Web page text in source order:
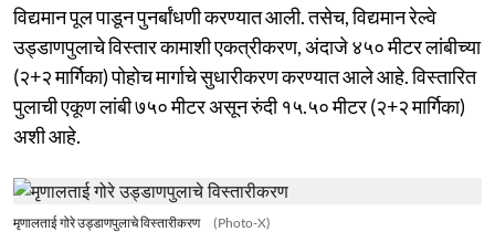
वि‌द्यमान पूल पाडून पुनर्बांधणी करण्‍यात आली. तसेच, विद्यमान रेल्वे
उड्डाणपुलाचे विस्तार कामाशी एकत्रीकरण, अंदाजे ४५० मीटर लांबीच्या
(२+२ मार्गिका) पोहोच मार्गाचे सुधारीकरण करण्‍यात आले आहे. विस्‍तारित
पुलाची एकूण लांबी ७५० मीटर असून रुंदी १५.५० मीटर (२+२ मार्गिका)
अशी आहे.
मृणालताई गोरे उड्डाणपुलाचे विस्तारीकरण (Photo-X)